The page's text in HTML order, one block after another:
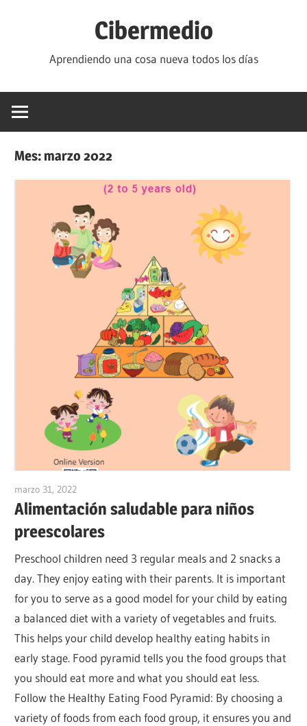
Cibermedio
Aprendiendo una cosa nueva todos los días
Mes:marzo 2022
marzo 31, 2022
Alimentación saludable para niños
preescolares
Preschool children need 3 regular meals and 2 snacks a
day. They enjoy eating with their parents. It is important
for you to serve as a good model for your child by eating
a balanced diet with a variety of vegetables and fruits.
This helps your child develop healthy eating habits in
early stage. Food pyramid tells you the food groups that
you should eat more and what you should eat less.
Follow the Healthy Eating Food Pyramid: By choosing a
variety of foods from each food group, it ensures you and